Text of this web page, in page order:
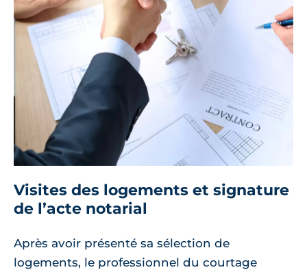
Visites des logements et signature
de l’acte notarial
Après avoir présenté sa sélection de
logements, le professionnel du courtage